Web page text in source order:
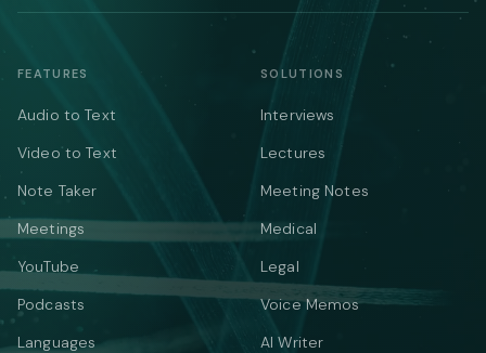
FEATURES
Audio to Text
Video to Text
Note Taker
Meetings
YouTube
Podcasts
Languages
SOLUTIONS
Interviews
Lectures
Meeting Notes
Medical
Legal
Voice Memos
AI Writer